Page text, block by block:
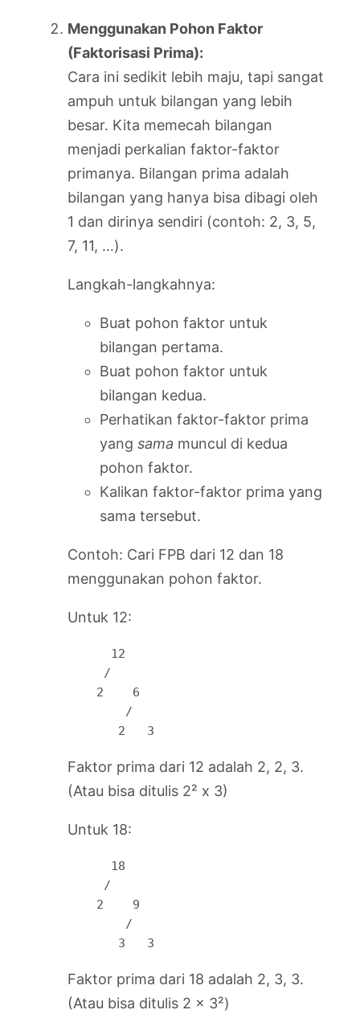
Menggunakan Pohon Faktor
(Faktorisasi Prima):
Cara ini sedikit lebih maju, tapi sangat
ampuh untuk bilangan yang lebih
besar. Kita memecah bilangan
menjadi perkalian faktor-faktor
primanya. Bilangan prima adalah
bilangan yang hanya bisa dibagi oleh
1 dan dirinya sendiri (contoh: 2, 3, 5,
7, 11, …).
Langkah-langkahnya:
Buat pohon faktor untuk
bilangan pertama.
Buat pohon faktor untuk
bilangan kedua.
Perhatikan faktor-faktor prima
yang sama muncul di kedua
pohon faktor.
Kalikan faktor-faktor prima yang
sama tersebut.
Contoh: Cari FPB dari 12 dan 18
menggunakan pohon faktor.
Untuk 12:
      12
     /
    2    6
        /
       2   3
Faktor prima dari 12 adalah 2, 2, 3.
(Atau bisa ditulis 2² x 3)
Untuk 18:
      18
     /
    2    9
        /
       3   3
Faktor prima dari 18 adalah 2, 3, 3.
(Atau bisa ditulis 2 x 3²)